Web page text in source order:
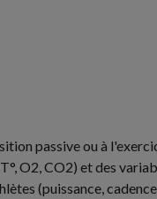
passive ou à
O2, CO2) et des
(puissance,